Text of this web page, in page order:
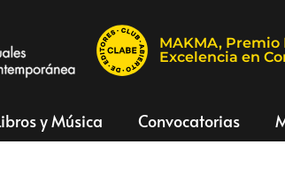
MAKMA, Premio
Excelencia en
y Música Convocatorias